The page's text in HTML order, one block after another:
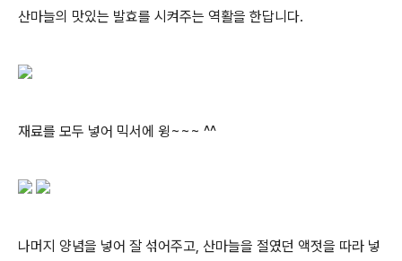
산마늘의 맛있는 발효를 시켜주는 역활을 한답니다.
재료를 모두 넣어 믹서에 윙~~~ ^^
나머지 양념을 넣어 잘 섞어주고, 산마늘을 절였던 액젓을 따라 넣